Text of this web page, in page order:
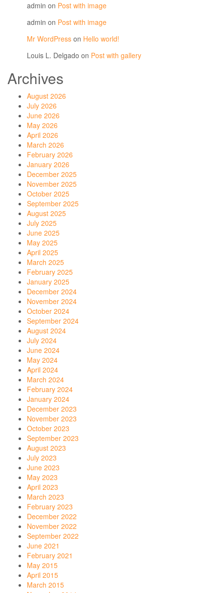
admin on Post with image
admin on Post with image
Mr WordPress on Hello world!
Louis L. Delgado on Post with gallery
Archives
August 2026
July 2026
June 2026
May 2026
April 2026
March 2026
February 2026
January 2026
December 2025
November 2025
October 2025
September 2025
August 2025
July 2025
June 2025
May 2025
April 2025
March 2025
February 2025
January 2025
December 2024
November 2024
October 2024
September 2024
August 2024
July 2024
June 2024
May 2024
April 2024
March 2024
February 2024
January 2024
December 2023
November 2023
October 2023
September 2023
August 2023
July 2023
June 2023
May 2023
April 2023
March 2023
February 2023
December 2022
November 2022
September 2022
June 2021
February 2021
May 2015
April 2015
March 2015